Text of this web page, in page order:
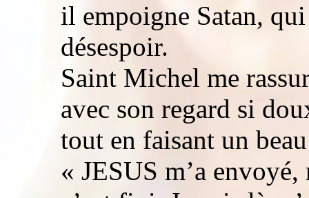
il empoigne Satan,
désespoir.
Saint Michel me
avec son regard si
tout en faisant un
« JESUS m’a